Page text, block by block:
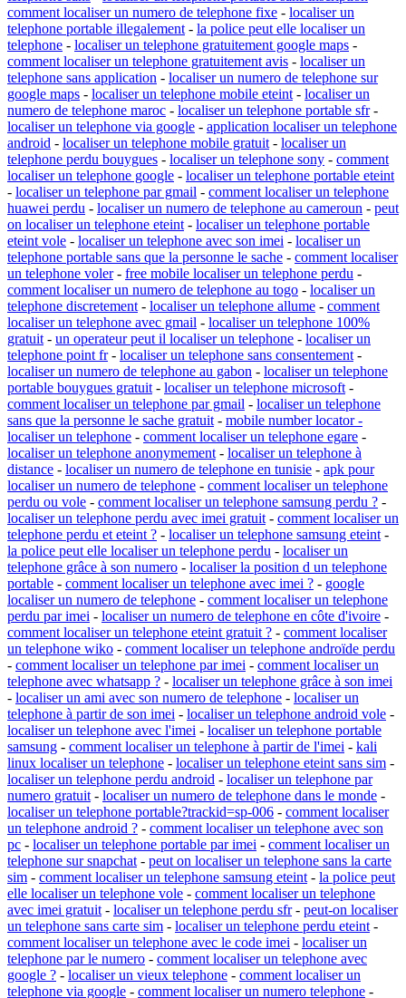
comment localiser un numero de telephone fixe - localiser un
telephone portable illegalement- la police peut elle localiser un
telephone - localiser un telephone gratuitement google maps -
comment localiser un telephone gratuitement avis - localiser un
telephone sans application - localiser un numero de telephone sur
google maps - localiser un telephone mobile eteint- localiser un
numero de telephone maroc - localiser un telephone portable sfr-
localiser un telephone via google - application localiser un telephone
android - localiser un telephone mobile gratuit- localiser un
telephone perdu bouygues - localiser un telephone sony - comment
localiser un telephone google - localiser un telephone portable eteint
- localiser un telephone par gmail - comment localiser un telephone
huawei perdu - localiser un numero de telephone au cameroun - peut
on localiser un telephone eteint- localiser un telephone portable
eteint vole - localiser un telephone avec son imei - localiser un
telephone portable sans que la personne le sache - comment localiser
un telephone voler- free mobile localiser un telephone perdu -
comment localiser un numero de telephone au togo - localiser un
telephone discretement- localiser un telephone allume - comment
localiser un telephone avec gmail - localiser un telephone 100%
gratuit- un operateur peut il localiser un telephone - localiser un
telephone point fr- localiser un telephone sans consentement-
localiser un numero de telephone au gabon - localiser un telephone
portable bouygues gratuit- localiser un telephone microsoft-
comment localiser un telephone par gmail - localiser un telephone
sans que la personne le sache gratuit- mobile number locator -
localiser un telephone - comment localiser un telephone egare -
localiser un telephone anonymement- localiser un telephone à
distance - localiser un numero de telephone en tunisie - apk pour
localiser un numero de telephone - comment localiser un telephone
perdu ou vole - comment localiser un telephone samsung perdu ? -
localiser un telephone perdu avec imei gratuit- comment localiser un
telephone perdu et eteint ? - localiser un telephone samsung eteint-
la police peut elle localiser un telephone perdu - localiser un
telephone grâce à son numero - localiser la position d un telephone
portable - comment localiser un telephone avec imei ? - google
localiser un numero de telephone - comment localiser un telephone
perdu par imei - localiser un numero de telephone en côte d'ivoire -
comment localiser un telephone eteint gratuit ? - comment localiser
un telephone wiko - comment localiser un telephone androïde perdu
- comment localiser un telephone par imei - comment localiser un
telephone avec whatsapp ? - localiser un telephone grâce à son imei
- localiser un ami avec son numero de telephone - localiser un
telephone à partir de son imei - localiser un telephone android vole -
localiser un telephone avec l'imei - localiser un telephone portable
samsung - comment localiser un telephone à partir de l'imei - kali
linux localiser un telephone - localiser un telephone eteint sans sim -
localiser un telephone perdu android - localiser un telephone par
numero gratuit- localiser un numero de telephone dans le monde -
localiser un telephone portable?trackid=sp-006 - comment localiser
un telephone android ? - comment localiser un telephone avec son
pc - localiser un telephone portable par imei - comment localiser un
telephone sur snapchat- peut on localiser un telephone sans la carte
sim - comment localiser un telephone samsung eteint- la police peut
elle localiser un telephone vole - comment localiser un telephone
avec imei gratuit- localiser un telephone perdu sfr- peut-on localiser
un telephone sans carte sim - localiser un telephone perdu eteint-
comment localiser un telephone avec le code imei - localiser un
telephone par le numero - comment localiser un telephone avec
google ? - localiser un vieux telephone - comment localiser un
telephone via google - comment localiser un numero telephone -